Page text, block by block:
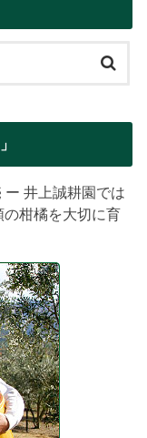
井上誠耕園では
柑橘を大切に育